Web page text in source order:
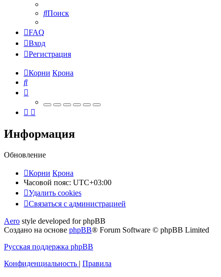
Поиск
FAQ
Вход
Регистрация
Корни Крона
Поиск
Информация
Обновление
Корни Крона
Часовой пояс: UTC+03:00
Удалить cookies
Связаться
администрацией
Связаться с администрацией
Aero style developed for phpBB
Создано на основе phpBB® Forum Software © phpBB Limited
Русская поддержка phpBB
Конфиденциальность | Правила